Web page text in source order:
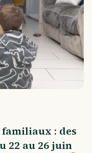
: des
22 au 26 juin